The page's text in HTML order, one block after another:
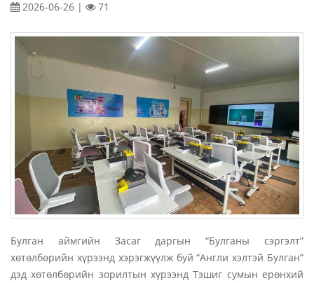
2026-06-26 | 71
Булган аймгийн Засаг даргын “Булганы сэргэлт”
хөтөлбөрийн хүрээнд хэрэгжүүлж буй “Англи хэлтэй Булган”
дэд хөтөлбөрийн зорилтын хүрээнд Тэшиг сумын ерөнхий